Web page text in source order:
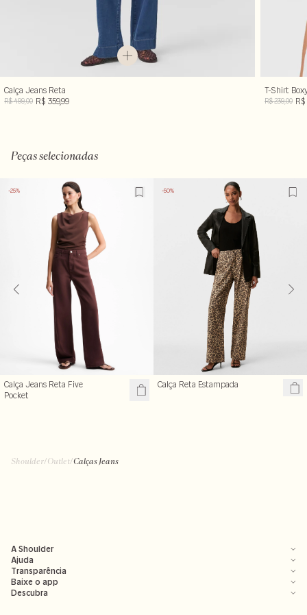
Calça Jeans Reta
R$ 499,00 R$ 359,99
T-Shirt
R$ 239,00 R$
Peças selecionadas
-25%
Calça Jeans Reta Five
Pocket
-50%
Calça Reta Estampada
Shoulder/Outlet/Calças Jeans
A Shoulder
Ajuda
Transparência
Baixe o app
Descubra